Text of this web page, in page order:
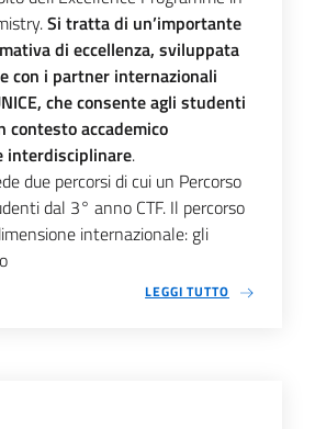
Si tratta di un’importante
di eccellenza, sviluppata
con i partner internazionali
che consente agli studenti
accademico
interdisciplinare.
due percorsi di cui un Percorso
dal 3° anno CTF. Il percorso
internazionale: gli
LEGGI TUTTO